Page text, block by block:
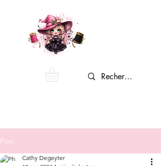
Post
Cathy Degeyter